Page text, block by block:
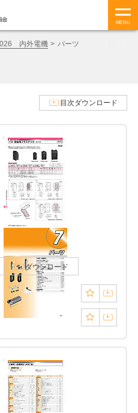
MENU
内外電機 パーツ
目次ダウンロード
ダウンロード